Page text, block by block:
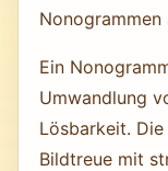
Ein
Umwandlung
Lösbarkeit.
Bildtreue mit